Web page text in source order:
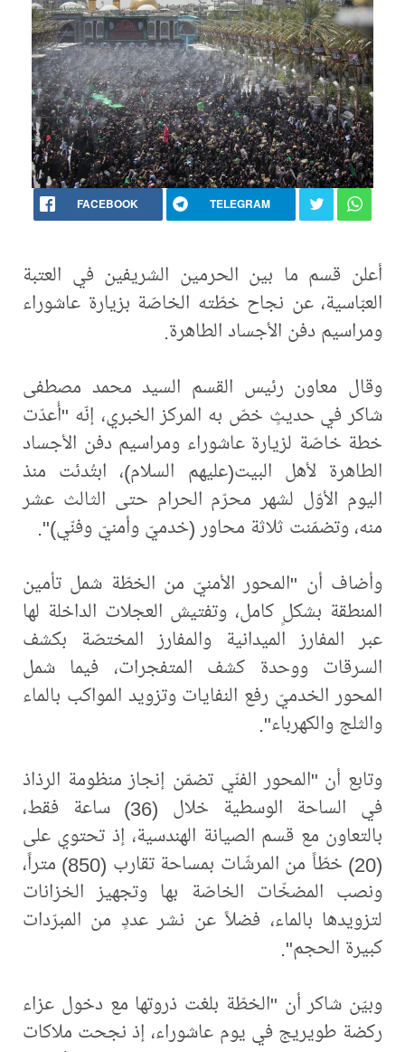
FACEBOOK TELEGRAM
أعلن قسم ما بين الحرمين الشريفين في العتبة
العبّاسية، عن نجاح خطّته الخاصّة بزيارة عاشوراء
ومراسيم دفن الأجساد الطاهرة.
وقال معاون رئيس القسم السيد محمد مصطفى
شاكر في حديثٍ خصّ به المركز الخبري، إنّه "أُعدّت
خطة خاصّة لزيارة عاشوراء ومراسيم دفن الأجساد
الطاهرة لأهل البيت(عليهم السلام)، ابتُدئت منذ
اليوم الأوّل لشهر محرّم الحرام حتى الثالث عشر
منه، وتضمّنت ثلاثة محاور (خدميّ وأمنيّ وفنّي)".
وأضاف أن "المحور الأمنيّ من الخطّة شمل تأمين
المنطقة بشكلٍ كامل، وتفتيش العجلات الداخلة لها
عبر المفارز الميدانية والمفارز المختصّة بكشف
السرقات ووحدة كشف المتفجرات، فيما شمل
المحور الخدميّ رفع النفايات وتزويد المواكب بالماء
والثلج والكهرباء".
وتابع أن "المحور الفنّي تضمّن إنجاز منظومة الرذاذ
في الساحة الوسطية خلال (36) ساعة فقط،
بالتعاون مع قسم الصيانة الهندسية، إذ تحتوي على
(20) خطّاً من المرشّات بمساحة تقارب (850) متراً،
ونصب المضخّات الخاصّة بها وتجهيز الخزانات
لتزويدها بالماء، فضلاً عن نشر عددٍ من المبرّدات
كبيرة الحجم".
وبيّن شاكر أن "الخطّة بلغت ذروتها مع دخول عزاء
ركضة طويريج في يوم عاشوراء، إذ نجحت ملاكات